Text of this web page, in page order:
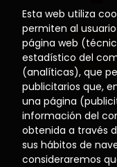
Esta web utiliza
permiten al
página web
estadístico del
(analíticas), que
publicitarios que,
una página
información del
obtenida a través
sus hábitos de
consideraremos